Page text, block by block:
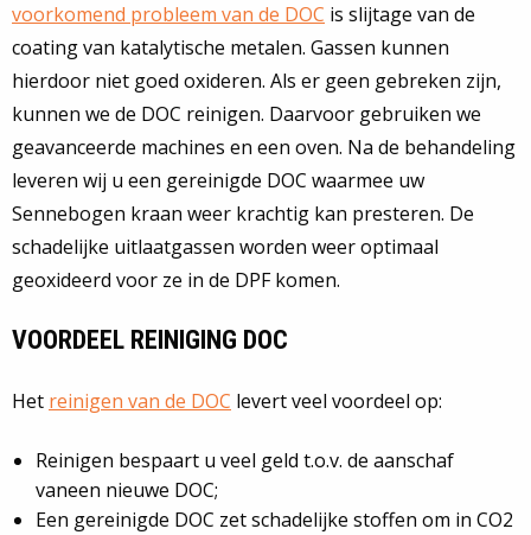
voorkomend probleem van de DOC is slijtage van de
coating van katalytische metalen. Gassen kunnen
hierdoor niet goed oxideren. Als er geen gebreken zijn,
kunnen we de DOC reinigen. Daarvoor gebruiken we
geavanceerde machines en een oven. Na de behandeling
leveren wij u een gereinigde DOC waarmee uw
Sennebogen kraan weer krachtig kan presteren. De
schadelijke uitlaatgassen worden weer optimaal
geoxideerd voor ze in de DPF komen.
VOORDEEL REINIGING DOC
Het reinigen van de DOC levert veel voordeel op:
Reinigen bespaart u veel geld t.o.v. de aanschaf
vaneen nieuwe DOC;
Een gereinigde DOC zet schadelijke stoffen om in CO2